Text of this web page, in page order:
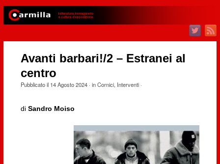
Avanti barbari!/2 – Estranei al
centro
Pubblicato il 14 Agosto 2024· inCornici, Interventi·
di Sandro Moiso